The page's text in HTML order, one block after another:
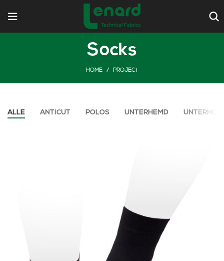
Socks
HOME PROJECT
ALLE ANTICUT POLOS UNTERHEMD